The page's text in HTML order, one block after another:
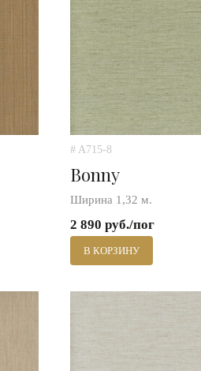
# A715-8
Bonny
Ширина 1,32 м.
2 890 руб./пог
В КОРЗИНУ